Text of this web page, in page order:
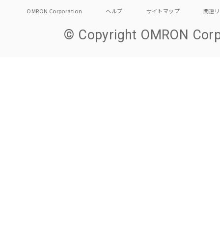
OMRON Corporation ヘルプ サイトマップ 関連
© Copyright OMRON